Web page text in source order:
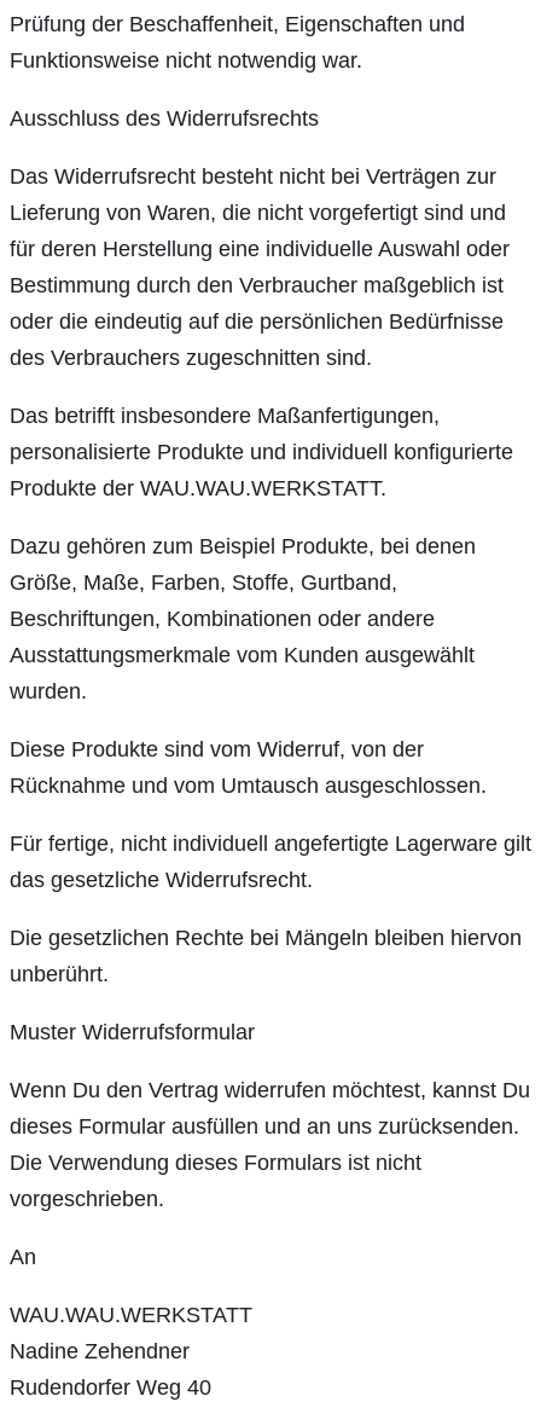
Prüfung der Beschaffenheit, Eigenschaften und
Funktionsweise nicht notwendig war.
Ausschluss des Widerrufsrechts
Das Widerrufsrecht besteht nicht bei Verträgen zur
Lieferung von Waren, die nicht vorgefertigt sind und
für deren Herstellung eine individuelle Auswahl oder
Bestimmung durch den Verbraucher maßgeblich ist
oder die eindeutig auf die persönlichen Bedürfnisse
des Verbrauchers zugeschnitten sind.
Das betrifft insbesondere Maßanfertigungen,
personalisierte Produkte und individuell konfigurierte
Produkte der WAU.WAU.WERKSTATT.
Dazu gehören zum Beispiel Produkte, bei denen
Größe, Maße, Farben, Stoffe, Gurtband,
Beschriftungen, Kombinationen oder andere
Ausstattungsmerkmale vom Kunden ausgewählt
wurden.
Diese Produkte sind vom Widerruf, von der
Rücknahme und vom Umtausch ausgeschlossen.
Für fertige, nicht individuell angefertigte Lagerware gilt
das gesetzliche Widerrufsrecht.
Die gesetzlichen Rechte bei Mängeln bleiben hiervon
unberührt.
Muster Widerrufsformular
Wenn Du den Vertrag widerrufen möchtest, kannst Du
dieses Formular ausfüllen und an uns zurücksenden.
Die Verwendung dieses Formulars ist nicht
vorgeschrieben.
An
WAU.WAU.WERKSTATT
Nadine Zehendner
Rudendorfer Weg 40